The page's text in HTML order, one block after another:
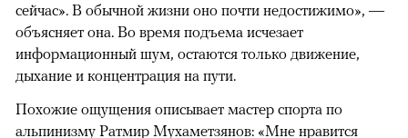
сейчас». В обычной жизни оно почти недостижимо», —
объясняет она. Во время подъема исчезает
информационный шум, остаются только движение,
дыхание и концентрация на пути.
Похожие ощущения описывает мастер спорта по
альпинизму Ратмир Мухаметзянов: «Мне нравится